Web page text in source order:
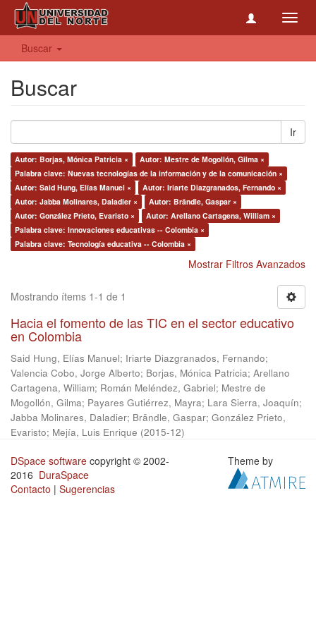
Buscar
Buscar
Ir
Autor: Borjas, Mónica Patricia ×
Autor: Mestre de Mogollón, Gilma ×
Palabra clave: Nuevas tecnologías de la información y de la comunicación ×
Autor: Said Hung, Elías Manuel ×
Autor: Iriarte Diazgranados, Fernando ×
Autor: Jabba Molinares, Daladier ×
Autor: Brändle, Gaspar ×
Autor: González Prieto, Evaristo ×
Autor: Arellano Cartagena, William ×
Palabra clave: Innovaciones educativas -- Colombia ×
Palabra clave: Tecnología educativa -- Colombia ×
Mostrar Filtros Avanzados
Mostrando ítems 1-1 de 1
Hacia el fomento de las TIC en el sector educativo
en Colombia
Said Hung, Elías Manuel; Iriarte Diazgranados, Fernando;
Valencia Cobo, Jorge Alberto; Borjas, Mónica Patricia; Arellano
Cartagena, William; Román Meléndez, Gabriel; Mestre de
Mogollón, Gilma; Payares Gutiérrez, Mayra; Lara Sierra, Joaquín;
Jabba Molinares, Daladier; Brändle, Gaspar; González Prieto,
Evaristo; Mejía, Luis Enrique (2015-12)
DSpace software copyright © 2002-
2016 DuraSpace
Contacto | Sugerencias
Theme by